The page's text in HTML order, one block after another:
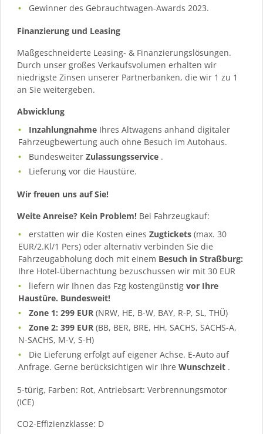
Gewinner des Gebrauchtwagen-Awards 2023.
Finanzierung und Leasing
Maßgeschneiderte Leasing- & Finanzierungslösungen.
Durch unser großes Verkaufsvolumen erhalten wir
niedrigste Zinsen unserer Partnerbanken, die wir 1 zu 1
an Sie weitergeben.
Abwicklung
Inzahlungnahme Ihres Altwagens anhand digitaler
Fahrzeugbewertung auch ohne Besuch im Autohaus.
BundesweiterZulassungsservice .
Lieferung vor die Haustüre.
Wir freuen uns auf Sie!
Weite Anreise? Kein Problem! Bei Fahrzeugkauf:
erstatten wir die Kosten einesZugtickets (max. 30
EUR/2.Kl/1 Pers) oder alternativ verbinden Sie die
Fahrzeugabholung doch mit einem Besuch in Straßburg:
Ihre Hotel-Übernachtung bezuschussen wir mit 30 EUR
liefern wir Ihnen das Fzg kostengünstigvor Ihre
Haustüre. Bundesweit!
Zone 1: 299 EUR (NRW, HE, B-W, BAY, R-P, SL, THÜ)
Zone 2: 399 EUR (BB, BER, BRE, HH, SACHS, SACHS-A,
N-SACHS, M-V, S-H)
Die Lieferung erfolgt auf eigener Achse. E-Auto auf
Anfrage. Gerne berücksichtigen wir Ihre Wunschzeit .
5-türig, Farben: Rot, Antriebsart: Verbrennungsmotor
(ICE)
CO2-Effizienzklasse: D